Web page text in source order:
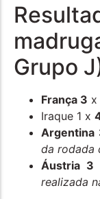
Grupo
França 3 x
Iraque 1 x
Argentina
da rodada
Áustria 3
realizada